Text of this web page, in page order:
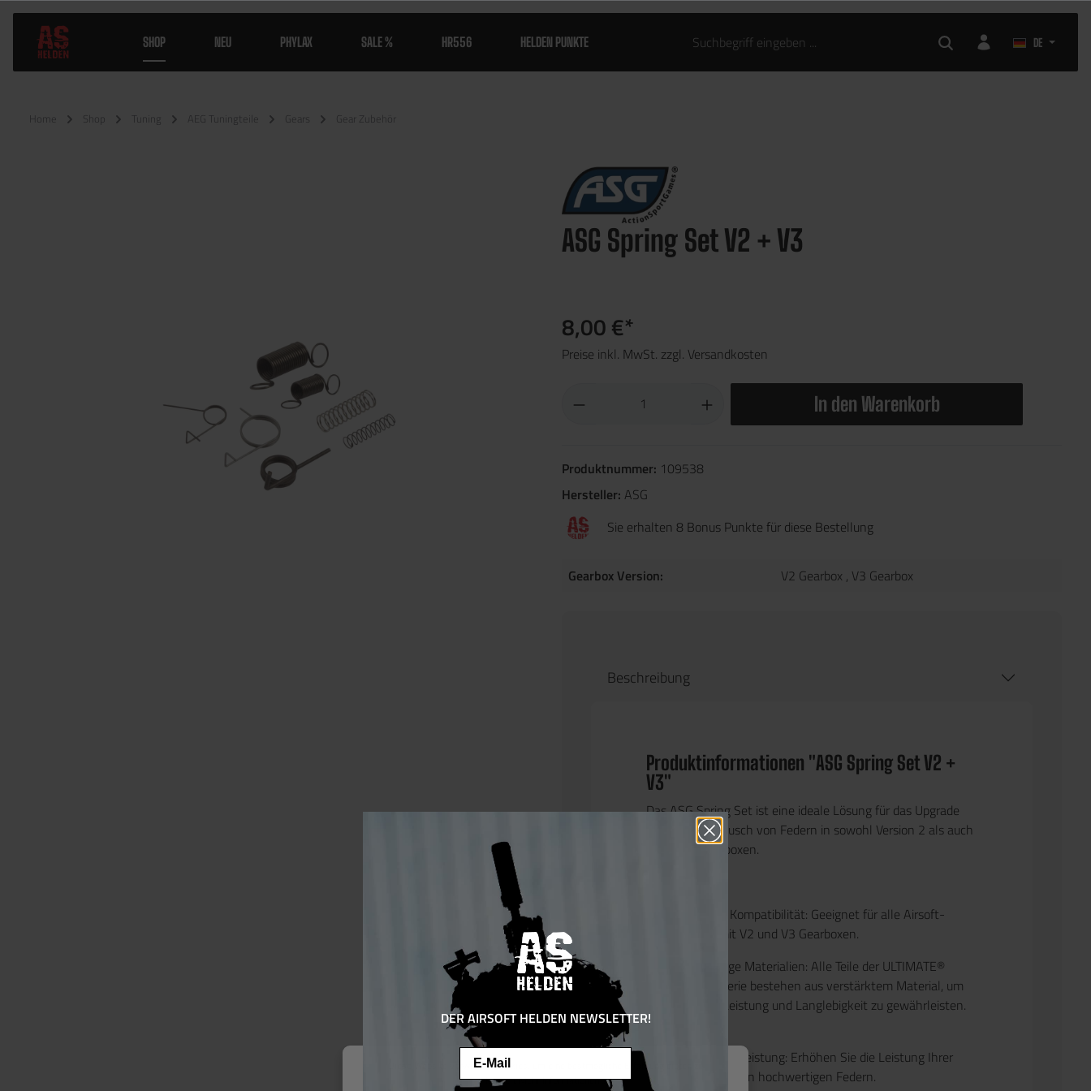
SHOP NEU PHYLAX SALE % HR556 HELDEN PUNKTE DE
Home Shop Tuning AEG Tuningteile Gears Gear Zubehör
ASG Spring Set V2 + V3
8,00 €*
Preise inkl. MwSt. zzgl. Versandkosten
In den Warenkorb
Produktnummer: 109538
Hersteller: ASG
Sie erhalten 8 Bonus Punkte für diese Bestellung
Gearbox Version: V2 Gearbox , V3 Gearbox
Beschreibung
Produktinformationen "ASG Spring Set V2 +
V3"
Das ASG Spring Set ist eine ideale Lösung für das Upgrade
oder den Austausch von Federn in sowohl Version 2 als auch
Version 3 Gearboxen.
Vielseitige Kompatibilität: Geeignet für alle Airsoft-
Modelle mit V2 und V3 Gearboxen.
Hochwertige Materialien: Alle Teile der ULTIMATE®
Upgrade Serie bestehen aus verstärktem Material, um
optimale Leistung und Langlebigkeit zu gewährleisten.
Verbesserte Leistung: Erhöhen Sie die Leistung Ihrer
AEG mit diesen hochwertigen Federn.
Diese Website verwendet Cookies, um eine bestmögliche Erfahrung bieten zu
können.Mehr Informationen ...
DER AIRSOFT HELDEN NEWSLETTER!